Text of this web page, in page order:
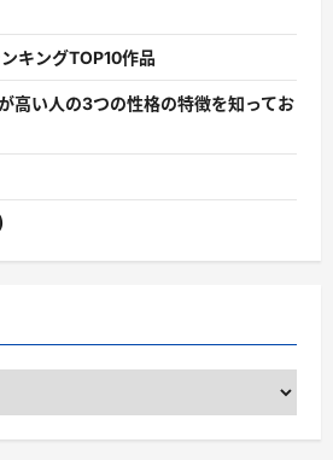
キングTOP10作品
高い人の3つの性格の特徴を知ってお